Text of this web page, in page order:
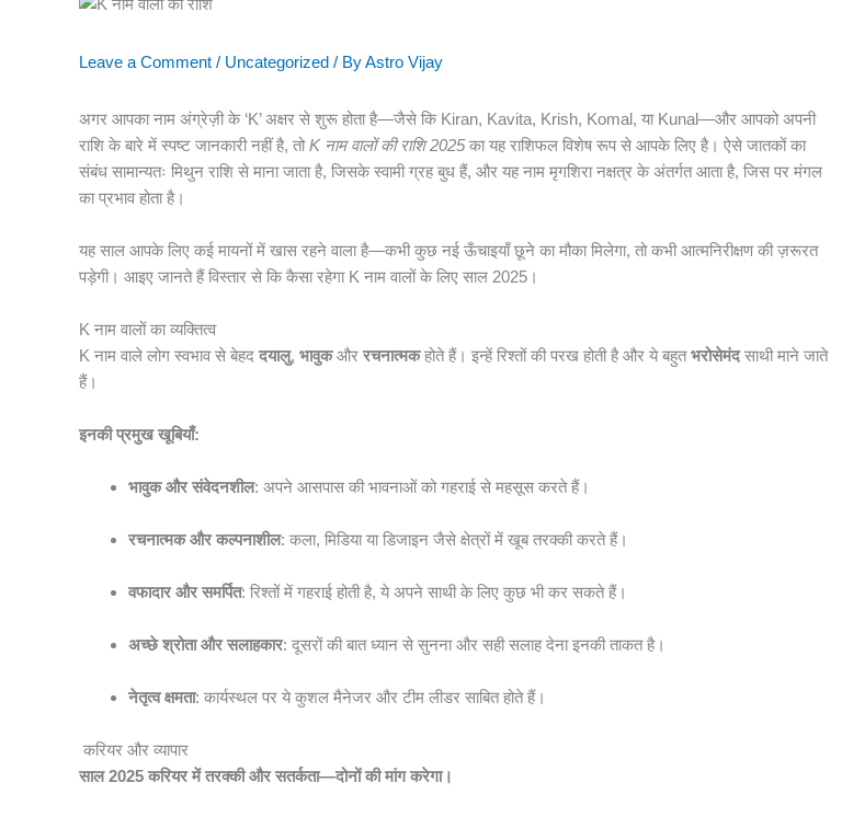
Leave a Comment / Uncategorized / ByAstro Vijay
अगर आपका नाम अंग्रेज़ी के ‘K’ अक्षर से शुरू होता है—जैसे कि Kiran, Kavita, Krish, Komal, या Kunal—और आपको अपनी
राशि के बारे में स्पष्ट जानकारी नहीं है, तोK नाम वालों की राशि 2025का यह राशिफल विशेष रूप से आपके लिए है। ऐसे जातकों का
संबंध सामान्यतः मिथुन राशि से माना जाता है, जिसके स्वामी ग्रह बुध हैं, और यह नाम मृगशिरा नक्षत्र के अंतर्गत आता है, जिस पर मंगल
का प्रभाव होता है।
यह साल आपके लिए कई मायनों में खास रहने वाला है—कभी कुछ नई ऊँचाइयाँ छूने का मौका मिलेगा, तो कभी आत्मनिरीक्षण की ज़रूरत
पड़ेगी। आइए जानते हैं विस्तार से कि कैसा रहेगा K नाम वालों के लिए साल 2025।
K नाम वालों का व्यक्तित्व
K नाम वाले लोग स्वभाव से बेहद दयालु, भावुकऔर रचनात्मकहोते हैं। इन्हें रिश्तों की परख होती है और ये बहुतभरोसेमंदसाथी माने जाते
हैं।
इनकी प्रमुख खूबियाँ:
भावुक और संवेदनशील: अपने आसपास की भावनाओं को गहराई से महसूस करते हैं।
रचनात्मक और कल्पनाशील: कला, मिडिया या डिजाइन जैसे क्षेत्रों में खूब तरक्की करते हैं।
वफादार और समर्पित: रिश्तों में गहराई होती है, ये अपने साथी के लिए कुछ भी कर सकते हैं।
अच्छे श्रोता और सलाहकार: दूसरों की बात ध्यान से सुनना और सही सलाह देना इनकी ताकत है।
नेतृत्व क्षमता: कार्यस्थल पर ये कुशल मैनेजर और टीम लीडर साबित होते हैं।
करियर और व्यापार
साल 2025 करियर में तरक्की और सतर्कता—दोनों की मांग करेगा।